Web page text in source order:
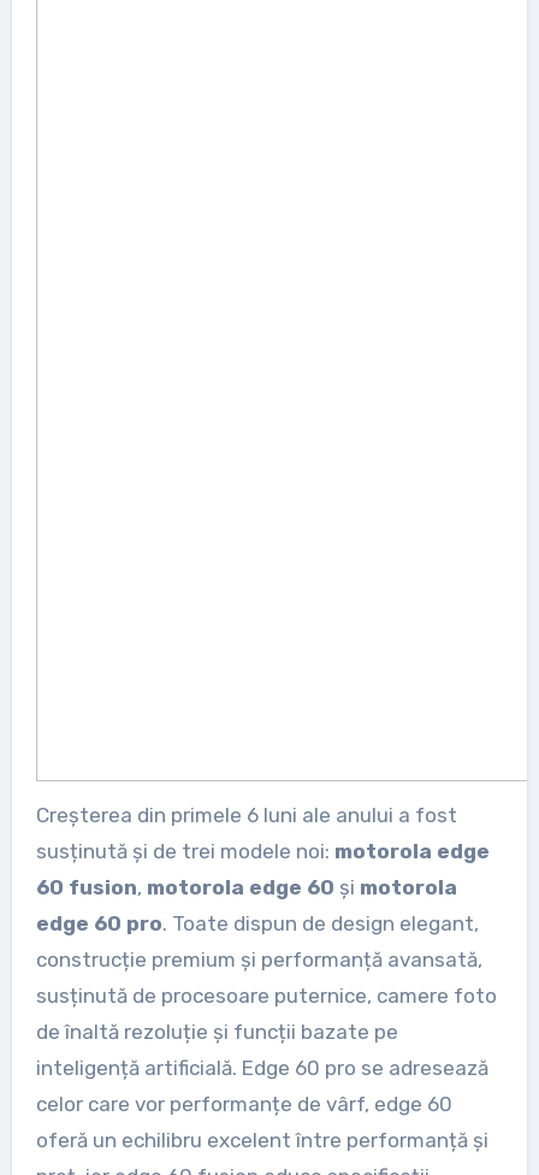
Creșterea din primele 6 luni ale anului a fost
susținută și de trei modele noi: motorola edge
60 fusion, motorola edge 60 și motorola
edge 60 pro. Toate dispun de design elegant,
construcție premium și performanță avansată,
susținută de procesoare puternice, camere foto
de înaltă rezoluție și funcții bazate pe
inteligență artificială. Edge 60 pro se adresează
celor care vor performanțe de vârf, edge 60
oferă un echilibru excelent între performanță și